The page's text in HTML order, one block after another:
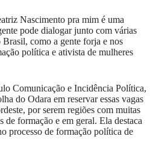
Nascimento pra mim é uma
pode dialogar junto com várias
como a gente forja e nos
política e ativista de mulheres
Comunicação e Incidência Política,
do Odara em reservar essas vagas
por serem regiões com muitas
de formação e em geral. Ela destaca
processo de formação política de